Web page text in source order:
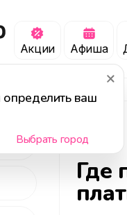
ваш
Выбрать город
Акции Афиша
Где